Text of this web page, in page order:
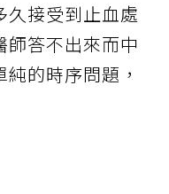
久接受到止血處
師答不出來而中
的時序問題，